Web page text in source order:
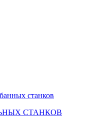
станков
СТАНКОВ